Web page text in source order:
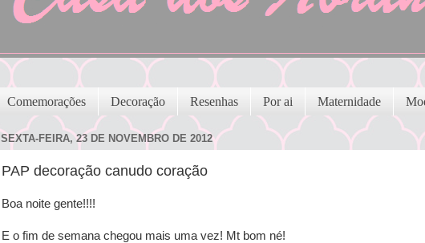
Comemorações Decoração Resenhas Por ai Maternidade
SEXTA-FEIRA, 23 DE NOVEMBRO DE 2012
PAP decoração canudo coração
Boa noite gente!!!!
E o fim de semana chegou mais uma vez! Mt bom né!